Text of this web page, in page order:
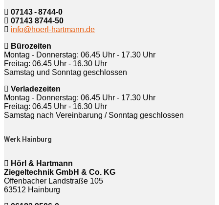
07143 - 8744-0
07143 8744-50
info@hoerl-hartmann.de
Bürozeiten
Montag - Donnerstag: 06.45 Uhr - 17.30 Uhr
Freitag: 06.45 Uhr - 16.30 Uhr
Samstag und Sonntag geschlossen
Verladezeiten
Montag - Donnerstag: 06.45 Uhr - 17.30 Uhr
Freitag: 06.45 Uhr - 16.30 Uhr
Samstag nach Vereinbarung / Sonntag geschlossen
Werk Hainburg
Hörl & Hartmann
Ziegeltechnik GmbH & Co. KG
Offenbacher Landstraße 105
63512 Hainburg